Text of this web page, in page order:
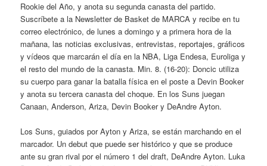
Rookie del Año, y anota su segunda canasta del partido.
Suscríbete a la Newsletter de Basket de MARCA y recibe en tu
correo electrónico, de lunes a domingo y a primera hora de la
mañana, las noticias exclusivas, entrevistas, reportajes, gráficos
y vídeos que marcarán el día en la NBA, Liga Endesa, Euroliga y
el resto del mundo de la canasta. Min. 8. (16-20): Doncic utiliza
su cuerpo para ganar la batalla física en el poste a Devin Booker
y anota su tercera canasta del choque. En los Suns juegan
Canaan, Anderson, Ariza, Devin Booker y DeAndre Ayton.
Los Suns, guiados por Ayton y Ariza, se están marchando en el
marcador. Un debut que puede ser histórico y que se produce
ante su gran rival por el número 1 del draft, DeAndre Ayton. Luka